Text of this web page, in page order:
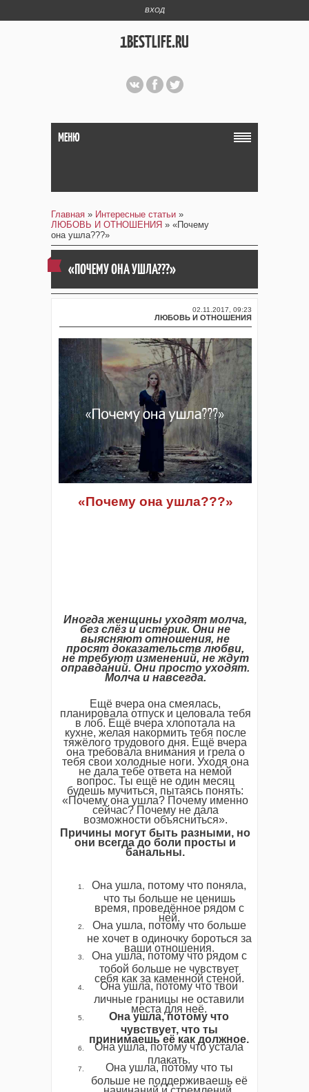
ВХОД
1BESTLIFE.RU
МЕНЮ
Главная » Интересные статьи »
ЛЮБОВЬ И ОТНОШЕНИЯ » «Почему
она ушла???»
«ПОЧЕМУ ОНА УШЛА???»
02.11.2017, 09:23
ЛЮБОВЬ И ОТНОШЕНИЯ
«Почему она ушла???»
Иногда женщины уходят молча,
без слёз и истерик. Они не
выясняют отношения, не
просят доказательств любви,
не требуют изменений, не ждут
оправданий. Они просто уходят.
Молча и навсегда.
Ещё вчера она смеялась,
планировала отпуск и целовала тебя
в лоб. Ещё вчера хлопотала на
кухне, желая накормить тебя после
тяжёлого трудового дня. Ещё вчера
она требовала внимания и грела о
тебя свои холодные ноги. Уходя она
не дала тебе ответа на немой
вопрос. Ты ещё не один месяц
будешь мучиться, пытаясь понять:
«Почему она ушла? Почему именно
сейчас? Почему не дала
возможности объясниться».
Причины могут быть разными, но
они всегда до боли просты и
банальны.
Она ушла, потому что поняла,
что ты больше не ценишь
время, проведённое рядом с
ней.
Она ушла, потому что больше
не хочет в одиночку бороться за
ваши отношения.
Она ушла, потому что рядом с
тобой больше не чувствует
себя как за каменной стеной.
Она ушла, потому что твои
личные границы не оставили
места для неё.
Она ушла, потому что
чувствует, что ты
принимаешь её как должное.
Она ушла, потому что устала
плакать.
Она ушла, потому что ты
больше не поддерживаешь её
начинаний и стремлений.